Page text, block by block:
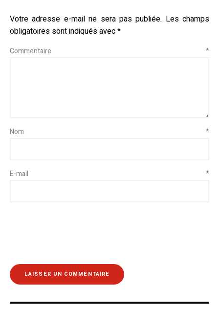
Votre adresse e-mail ne sera pas publiée. Les champs
obligatoires sont indiqués avec*
Commentaire *
Nom *
E-mail *